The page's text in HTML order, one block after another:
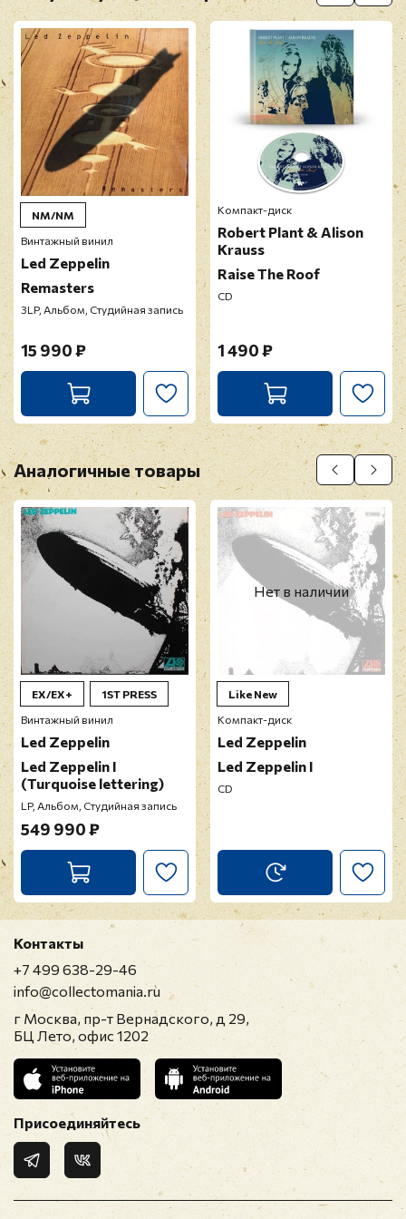
Перед публикацией отзывы проходят
модерацию
NM/NM
Винтажный винил
Led Zeppelin
Remasters
3LP, Альбом, Студийная запись
15 990 ₽
Компакт-диск
Robert Plant & Alison
Krauss
Raise The Roof
CD
1 490 ₽
Аналогичные товары
EX/EX+
1ST PRESS
Винтажный винил
Led Zeppelin
Led Zeppelin I
(Turquoise lettering)
LP, Альбом, Студийная запись
549 990 ₽
Нет в наличии
Like New
Компакт-диск
Led Zeppelin
Led Zeppelin I
CD
Контакты
+7 499 638-29-46
info@collectomania.ru
г Москва, пр-т Вернадского, д 29,
БЦ Лето, офис 1202
Присоединяйтесь